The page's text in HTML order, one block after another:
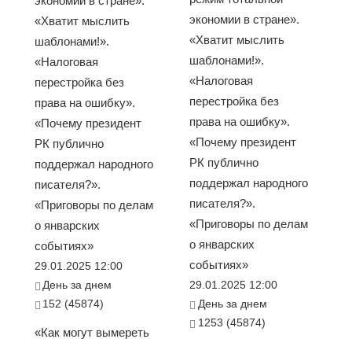
«Хватит мыслить
шаблонами!».
«Налоговая
перестройка без
права на ошибку».
«Почему президент
РК публично
поддержал народного
писателя?».
«Приговоры по делам
о январских
событиях»
29.01.2025 12:00
День за днем
152 (45874)
«Как могут вымереть
экономии в стране».
«Хватит мыслить
шаблонами!».
«Налоговая
перестройка без
права на ошибку».
«Почему президент
РК публично
поддержал народного
писателя?».
«Приговоры по делам
о январских
событиях»
29.01.2025 12:00
День за днем
1253 (45874)